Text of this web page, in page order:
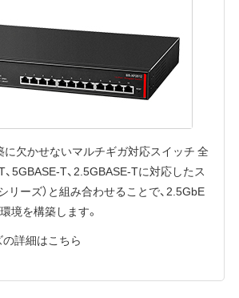
欠かせないマルチギガ対応スイッチ 全
5GBASE-T、2.5GBASE-Tに対応したス
リーズ）と組み合わせることで、2.5GbE
境を構築します。
詳細はこちら